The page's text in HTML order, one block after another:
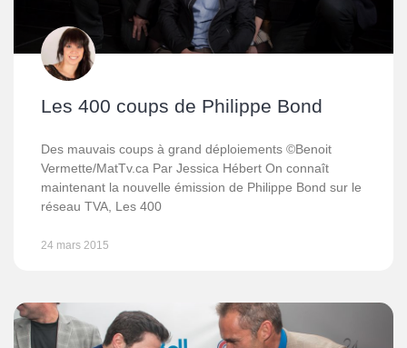
Les 400 coups de Philippe Bond
Des mauvais coups à grand déploiements ©Benoit
Vermette/MatTv.ca Par Jessica Hébert On connaît
maintenant la nouvelle émission de Philippe Bond sur le
réseau TVA, Les 400
24 mars 2015